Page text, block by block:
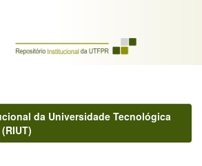
da Universidade Tecnológica